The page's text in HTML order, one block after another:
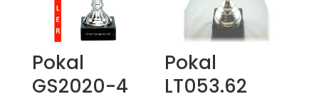
Pokal
GS2020-4
Pokal
LT053.62